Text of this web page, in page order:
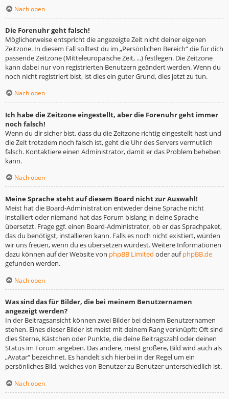
Nach oben
Die Forenuhr geht falsch!
Möglicherweise entspricht die angezeigte Zeit nicht deiner eigenen
Zeitzone. In diesem Fall solltest du im „Persönlichen Bereich“ die für dich
passende Zeitzone (Mitteleuropäische Zeit, ...) festlegen. Die Zeitzone
kann dabei nur von registrierten Benutzern geändert werden. Wenn du
noch nicht registriert bist, ist dies ein guter Grund, dies jetzt zu tun.
Nach oben
Ich habe die Zeitzone eingestellt, aber die Forenuhr geht immer
noch falsch!
Wenn du dir sicher bist, dass du die Zeitzone richtig eingestellt hast und
die Zeit trotzdem noch falsch ist, geht die Uhr des Servers vermutlich
falsch. Kontaktiere einen Administrator, damit er das Problem beheben
kann.
Nach oben
Meine Sprache steht auf diesem Board nicht zur Auswahl!
Meist hat die Board-Administration entweder deine Sprache nicht
installiert oder niemand hat das Forum bislang in deine Sprache
übersetzt. Frage ggf. einen Board-Administrator, ob er das Sprachpaket,
das du benötigst, installieren kann. Falls es noch nicht existiert, würden
wir uns freuen, wenn du es übersetzen würdest. Weitere Informationen
dazu können auf der Website von phpBB Limited oder aufphpBB.de
gefunden werden.
Nach oben
Was sind das für Bilder, die bei meinem Benutzernamen
angezeigt werden?
In der Beitragsansicht können zwei Bilder bei deinem Benutzernamen
stehen. Eines dieser Bilder ist meist mit deinem Rang verknüpft: Oft sind
dies Sterne, Kästchen oder Punkte, die deine Beitragszahl oder deinen
Status im Forum angeben. Das andere, meist größere, Bild wird auch als
„Avatar“ bezeichnet. Es handelt sich hierbei in der Regel um ein
persönliches Bild, welches von Benutzer zu Benutzer unterschiedlich ist.
Nach oben